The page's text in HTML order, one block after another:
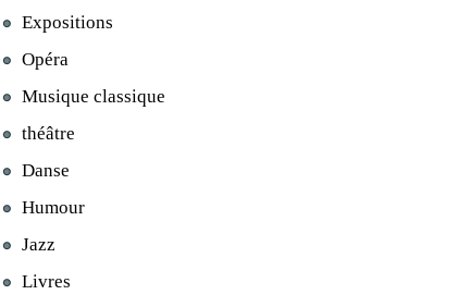
Expositions
Opéra
Musique classique
théâtre
Danse
Humour
Jazz
Livres